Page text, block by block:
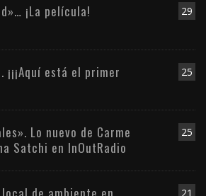
29
¡La película!
25
¡¡¡Aquí está el primer
25
Lo nuevo de Carme
Satchi en InOutRadio
21